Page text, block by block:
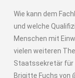
Wie kann dem
und welche
Menschen mit
vielen weiteren
Staatssekretär für
Brigitte Fuchs von